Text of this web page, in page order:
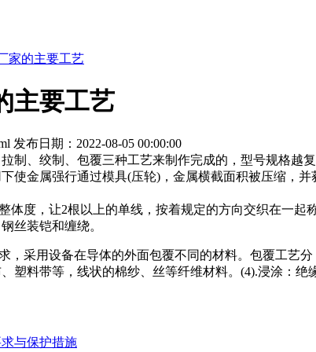
家的主要工艺
主要工艺
发布日期：2022-08-05 00:00:00
制、绞制、包覆三种工艺来制作完成的，型号规格越复
使金属强行通过模具(压轮)，金属横截面积被压缩，
体度，让2根以上的单线，按着规定的方向交织在一起
丝装铠和缠绕。
，采用设备在导体的外面包覆不同的材料。包覆工艺
塑料带等，线状的棉纱、丝等纤维材料。(4).浸涂：绝
与保护措施